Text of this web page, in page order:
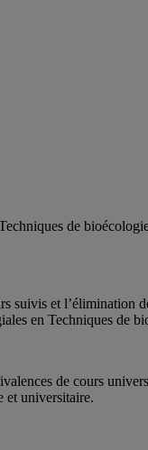
de
suivis et l’élimination
en Techniques de
de cours
et universitaire.